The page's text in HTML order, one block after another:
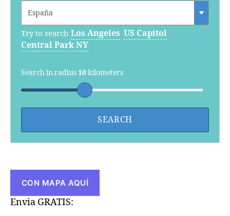
Try to search Los Angeles US Capitol
Central Park NY
Search in radius 10kilometers
CON MAPA AQUÍ
Envia GRATIS: